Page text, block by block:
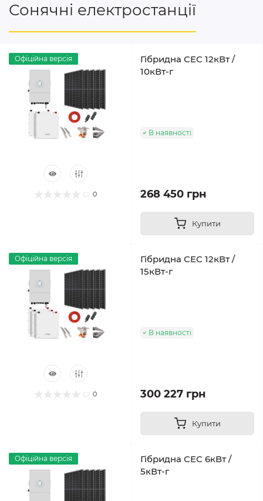
Сонячні електростанції
Офіційна версія
0
Гібридна СЕС 12кВт /
10кВт-г
В наявності
268 450 грн
Купити
Офіційна версія
0
Гібридна СЕС 12кВт /
15кВт-г
В наявності
300 227 грн
Купити
Офіційна версія
Гібридна СЕС 6кВт /
5кВт-г